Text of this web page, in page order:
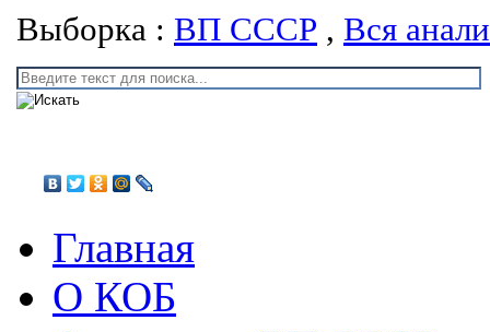
Выборка : ВП СССР , Вся
Главная
О КОБ